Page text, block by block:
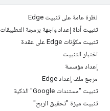
نظرة عامة على تثبيت Edge
تثبيت أداة إعداد واجهة برمجة التطبيقات Edge
تثبيت مكوّنات Edge على عقدة
اختبار التثبيت
إعداد مؤسسة
مرجع ملف إعداد Edge
تثبيت "مستندات Google" الذكية
تثبيت ميزة "تحقيق الربح"